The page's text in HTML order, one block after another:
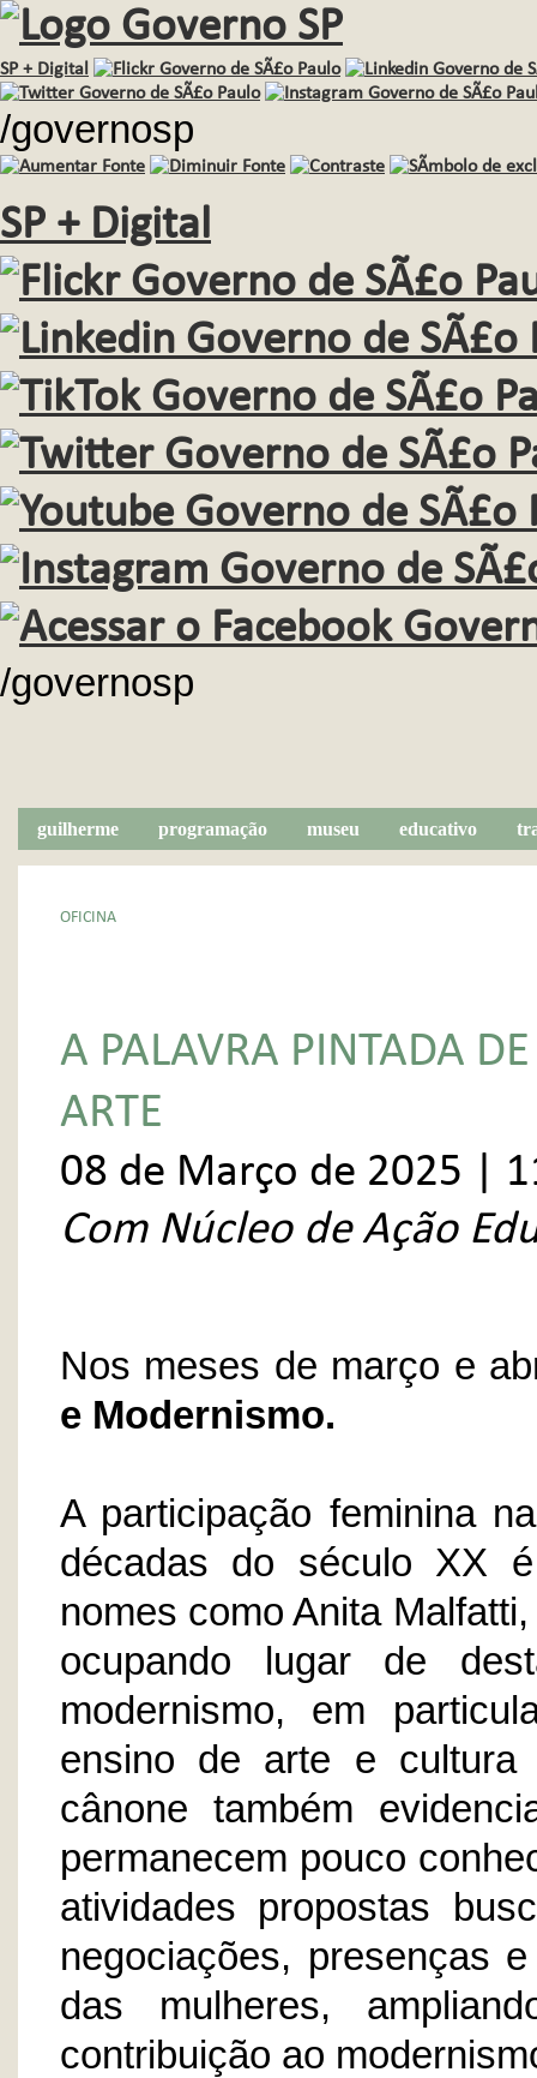
SP + Digital
/governosp
SP + Digital
/governosp
guilherme programação museu educativo
OFICINA
A PALAVRA PINTADA
ARTE
08 de Março de 2025 |
Com Núcleo de Ação
Nos meses de março e
e Modernismo.
A participação feminina
décadas do século XX
nomes como Anita
ocupando lugar de
modernismo, em
ensino de arte e cultura
cânone também
permanecem pouco
atividades propostas
negociações, presenças
das mulheres,
contribuição ao